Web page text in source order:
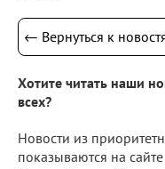
← Вернуться к
Хотите читать наши
всех?
Новости из
показываются на сайте